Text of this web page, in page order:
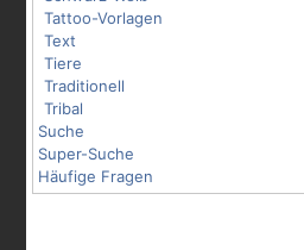
Tattoo-Vorlagen
Text
Tiere
Traditionell
Tribal
Suche
Super-Suche
Häufige Fragen